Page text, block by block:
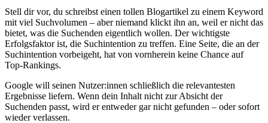
Stell dir vor, du schreibst einen tollen Blogartikel zu einem Keyword
mit viel Suchvolumen – aber niemand klickt ihn an, weil er nicht das
bietet, was die Suchenden eigentlich wollen. Der wichtigste
Erfolgsfaktor ist, die Suchintention zu treffen. Eine Seite, die an der
Suchintention vorbeigeht, hat von vornherein keine Chance auf
Top-Rankings.
Google will seinen Nutzer:innen schließlich die relevantesten
Ergebnisse liefern. Wenn dein Inhalt nicht zur Absicht der
Suchenden passt, wird er entweder gar nicht gefunden – oder sofort
wieder verlassen.